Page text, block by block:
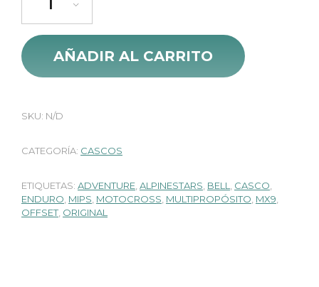
AÑADIR AL CARRITO
SKU: N/D
CATEGORÍA: CASCOS
ETIQUETAS: ADVENTURE ALPINESTARS BELL CASCO
ENDURO MIPS MOTOCROSS MULTIPROPÓSITO MX9
OFFSET, ORIGINAL